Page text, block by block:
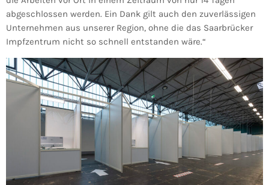
abgeschlossen werden. Ein Dank gilt auch den zuverlässigen
Unternehmen aus unserer Region, ohne die das Saarbrücker
Impfzentrum nicht so schnell entstanden wäre.“